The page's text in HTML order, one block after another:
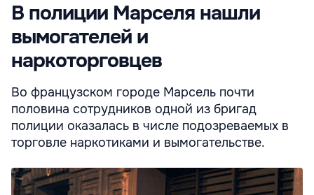
В полиции Марселя нашли
вымогателей и
наркоторговцев
Во французском городе Марсель почти
половина сотрудников одной из бригад
полиции оказалась в числе подозреваемых в
торговле наркотиками и вымогательстве.